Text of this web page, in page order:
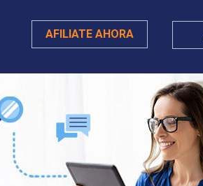
AFILIATE AHORA